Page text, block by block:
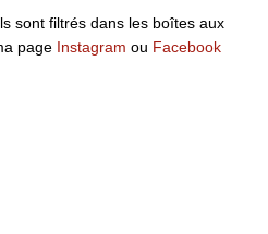
sont filtrés dans les boîtes aux
page Instagram ou Facebook